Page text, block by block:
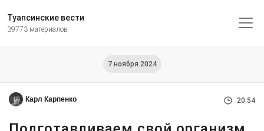
Туапсинские вести
39773 материалов
7 ноября 2024
Карл Карпенко 20:54